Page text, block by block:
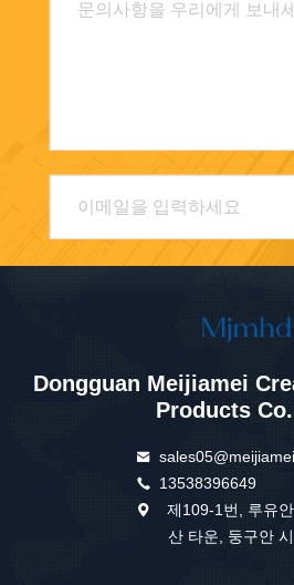
Dongguan Meijiamei
Products
13538396649
제109-1번, 루유
산 타운, 둥구안